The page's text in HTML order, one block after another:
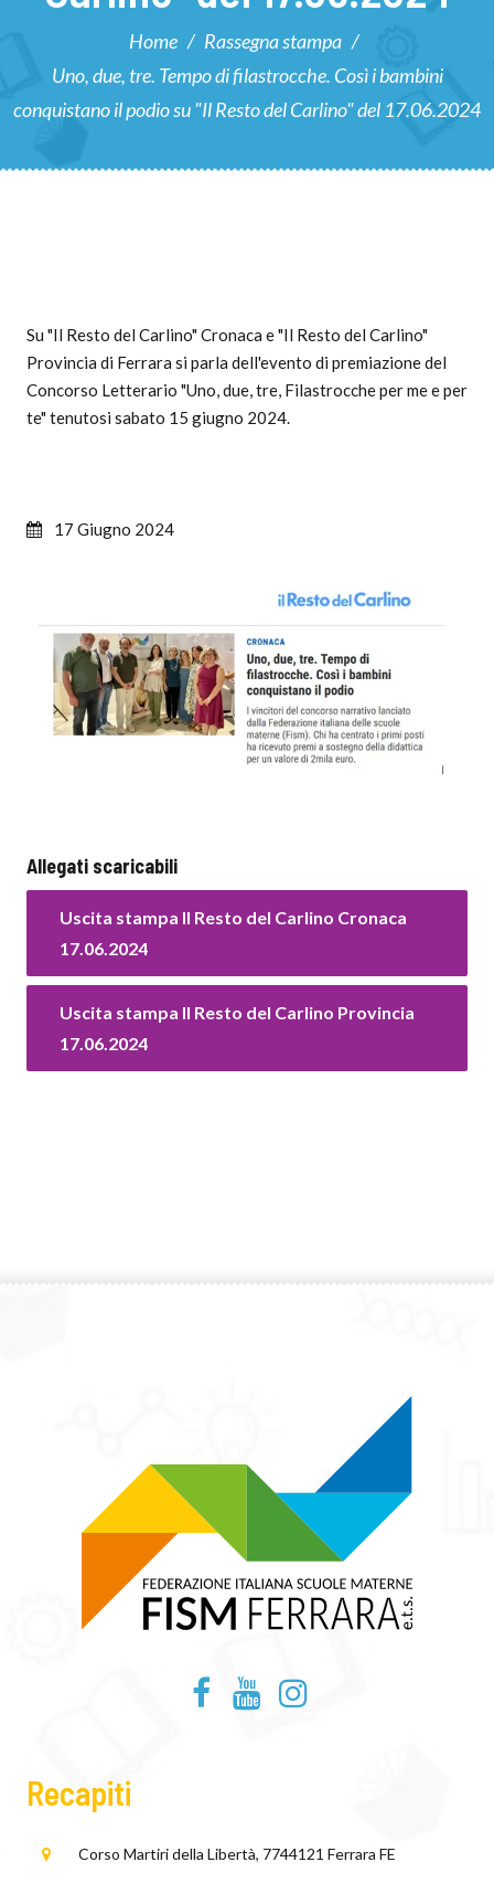
Home / Rassegna stampa /
Uno, due, tre. Tempo di filastrocche. Così i bambini
conquistano il podio su "Il Resto del Carlino" del 17.06.2024
Su "Il Resto del Carlino" Cronaca e "Il Resto del Carlino"
Provincia di Ferrara si parla dell'evento di premiazione del
Concorso Letterario "Uno, due, tre, Filastrocche per me e per
te" tenutosi sabato 15 giugno 2024.
17 Giugno 2024
Allegati scaricabili
Uscita stampa Il Resto del Carlino Cronaca
17.06.2024
Uscita stampa Il Resto del Carlino Provincia
17.06.2024
Recapiti
Corso Martiri della Libertà, 7744121 Ferrara FE